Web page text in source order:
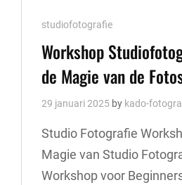
Cat
Links
studiofotografie
Workshop
de Magie van de
29 januari 2025 by kado-
Studio Fotografie
Magie van Studio
Workshop voor